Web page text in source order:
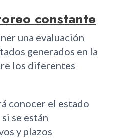
constante
una evaluación
generados en la
los diferentes
conocer el estado
se están
y plazos